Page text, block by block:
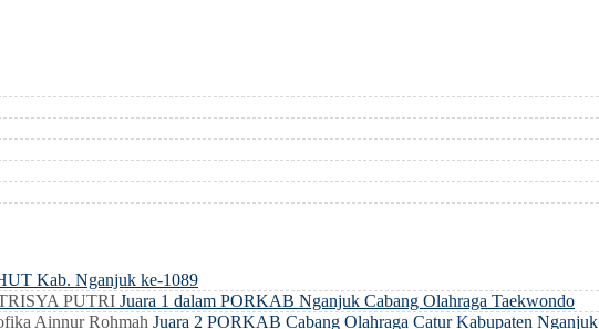
Kab. Nganjuk ke-1089
PUTRI Juara 1 dalam PORKAB Nganjuk Cabang Olahraga Taekwondo
Ainnur Rohmah Juara 2 PORKAB Cabang Olahraga Catur Kabupaten Nganjuk